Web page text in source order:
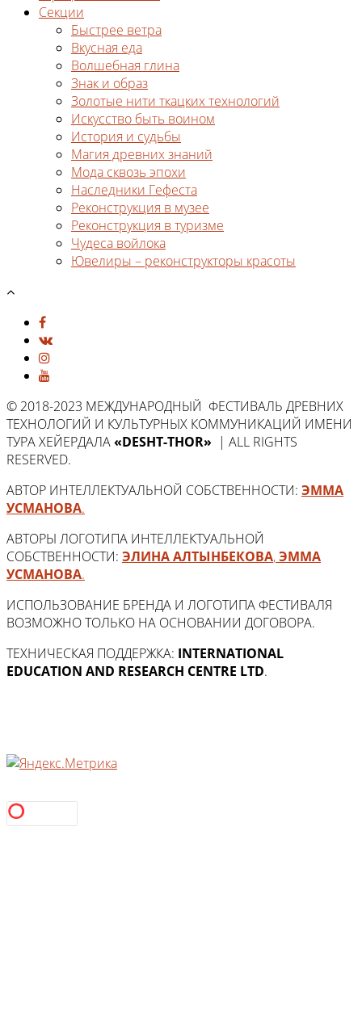
Секции
Быстрее ветра
Вкусная еда
Волшебная глина
Знак и образ
Золотые нити ткацких технологий
Искусство быть воином
История и судьбы
Магия древних знаний
Мода сквозь эпохи
Наследники Гефеста
Реконструкция в музее
Реконструкция в туризме
Чудеса войлока
Ювелиры – реконструкторы красоты
© 2018-2023 МЕЖДУНАРОДНЫЙ ФЕСТИВАЛЬ ДРЕВНИХ
ТЕХНОЛОГИЙ И КУЛЬТУРНЫХ КОММУНИКАЦИЙ ИМЕНИ
ТУРА ХЕЙЕРДАЛА«DESHT-THOR» | ALL RIGHTS
RESERVED.
АВТОР ИНТЕЛЛЕКТУАЛЬНОЙ СОБСТВЕННОСТИ: ЭММА
УСМАНОВА.
АВТОРЫ ЛОГОТИПА ИНТЕЛЛЕКТУАЛЬНОЙ
СОБСТВЕННОСТИ: ЭЛИНА АЛТЫНБЕКОВА,ЭММА
УСМАНОВА.
ИСПОЛЬЗОВАНИЕ БРЕНДА И ЛОГОТИПА ФЕСТИВАЛЯ
ВОЗМОЖНО ТОЛЬКО НА ОСНОВАНИИ ДОГОВОРА.
ТЕХНИЧЕСКАЯ ПОДДЕРЖКА: INTERNATIONAL
EDUCATION AND RESEARCH CENTRE LTD.